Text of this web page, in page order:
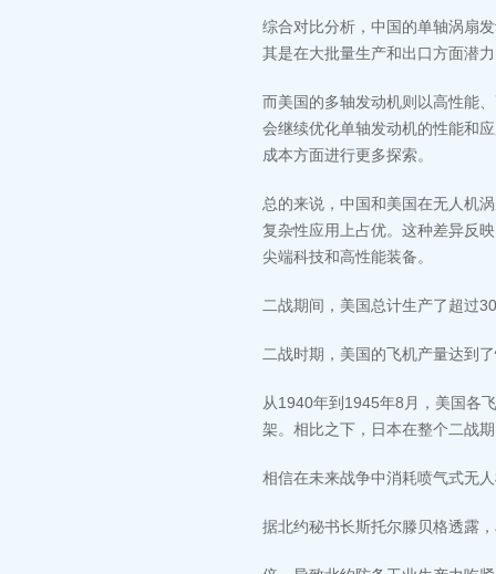
综合对比分析，中国的单轴涡扇
其是在大批量生产和出口方面潜
而美国的多轴发动机则以高性能
会继续优化单轴发动机的性能和
成本方面进行更多探索。
总的来说，中国和美国在无人机
复杂性应用上占优。这种差异反
尖端科技和高性能装备。
二战期间，美国总计生产了超过
二战时期，美国的飞机产量达到
从1940年到1945年8月，美国各
架。相比之下，日本在整个二战
相信在未来战争中消耗喷气式无
据北约秘书长斯托尔滕贝格透露